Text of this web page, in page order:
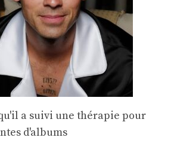
a suivi une thérapie pour
d'albums